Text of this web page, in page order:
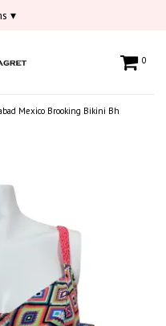
▾
0
Mexico Brooking Bikini Bh